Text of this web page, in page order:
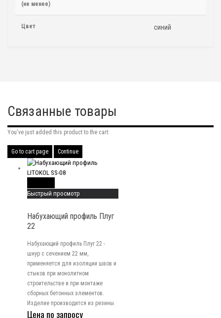
(не менее)
Цвет синий
Связанные товары
You've just added this product to the cart:
Go to cart page Continue
Быстрый просмотр
Набухающий профиль Плуг
22
Набухающий профиль Плуг 22 -
шнур с сечением 22 мм,
применяется для изоляции швов и
стыков при монолитном
строительстве и при монтаже
сборных бетонных элементов.
Изделие производится из резины.
Цена по запросу